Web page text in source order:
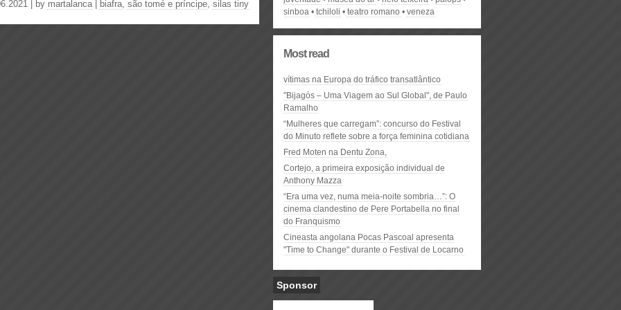
| by martalanca| biafra, são tomé e príncipe, silas tiny
sinboa
tchiloli teatro romano veneza
Most read
vítimas na Europa do tráfico transatlântico
"Bijagós – Uma Viagem ao Sul Global", de Paulo
Ramalho
“Mulheres que carregam”: concurso do Festival
do Minuto reflete sobre a força feminina cotidiana
Fred Moten na Dentu Zona,
Cortejo, a primeira exposição individual de
Anthony Mazza
“Era uma vez, numa meia-noite sombria…”: O
cinema clandestino de Pere Portabella no final
do Franquismo
Cineasta angolana Pocas Pascoal apresenta
"Time to Change" durante o Festival de Locarno
Sponsor